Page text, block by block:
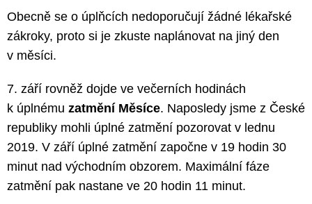
Obecně se o úplňcích nedoporučují žádné lékařské
zákroky, proto si je zkuste naplánovat na jiný den
v měsíci.
7. září rovněž dojde ve večerních hodinách
k úplnému zatmění Měsíce. Naposledy jsme z České
republiky mohli úplné zatmění pozorovat v lednu
2019. V září úplné zatmění započne v 19 hodin 30
minut nad východním obzorem. Maximální fáze
zatmění pak nastane ve 20 hodin 11 minut.